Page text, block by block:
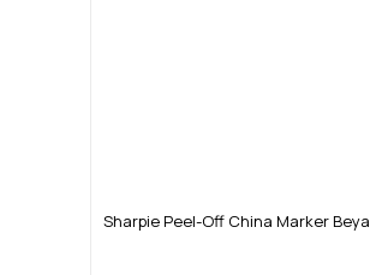
Sharpie Peel-Off China Marker